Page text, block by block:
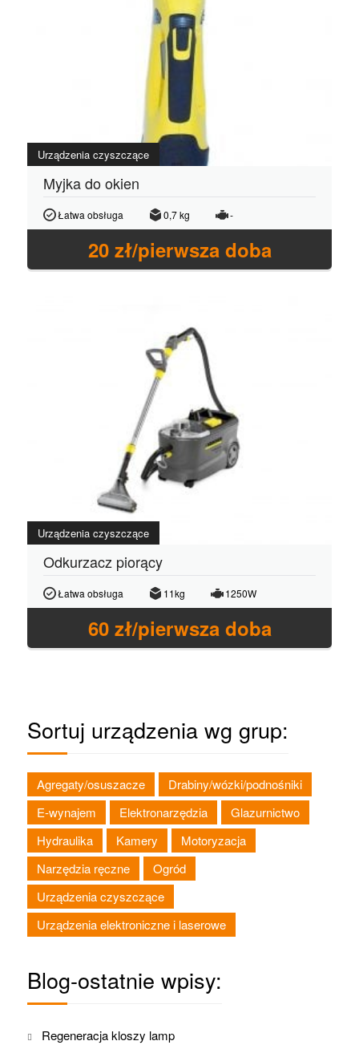
Urządzenia czyszczące
Myjka do okien
Łatwa obsługa 0,7 kg -
20zł/pierwsza doba
Urządzenia czyszczące
Odkurzacz piorący
Łatwa obsługa 11kg 1250W
60zł/pierwsza doba
Sortuj urządzenia wg grup:
Agregaty/osuszacze
Drabiny/wózki/podnośniki
E-wynajem
Elektronarzędzia
Glazurnictwo
Hydraulika
Kamery
Motoryzacja
Narzędzia ręczne
Ogród
Urządzenia czyszczące
Urządzenia elektroniczne i laserowe
Blog-ostatnie wpisy:
Regeneracja kloszy lamp